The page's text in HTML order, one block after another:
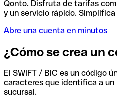
Qonto. Disfruta de tarifas
y un servicio rápido.
Abre una cuenta en minutos
¿Cómo se crea un
El SWIFT / BIC es un código
caracteres que identifica a un
sucursal.